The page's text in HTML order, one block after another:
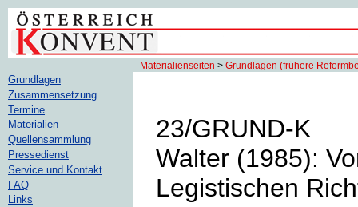
Materialienseiten >Grundlagen (frühere
23/GRUND-K
Walter (1985):
Legistischen
Grundlagen
Zusammensetzung
Termine
Materialien
Quellensammlung
Pressedienst
Service und Kontakt
FAQ
Links